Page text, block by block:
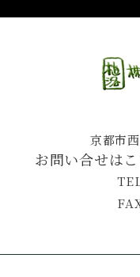
京都市
お問い合せは